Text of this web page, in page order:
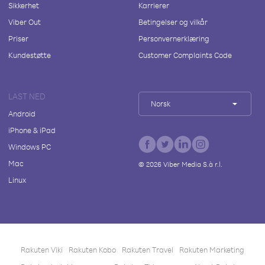
Sikkerhet
Viber Out
Priser
Kundestøtte
Karrierer
Betingelser og vilkår
Personvernerklæring
Customer Complaints Code
LAST NED
Android
iPhone & iPad
Windows PC
Mac
Linux
Norsk
© 2026Viber Media S.à r.l.
Rakuten Viki Rakuten Kobo Rakuten Travel
Rakuten Marketing